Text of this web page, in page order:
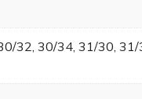
32, 30/34, 31/30,